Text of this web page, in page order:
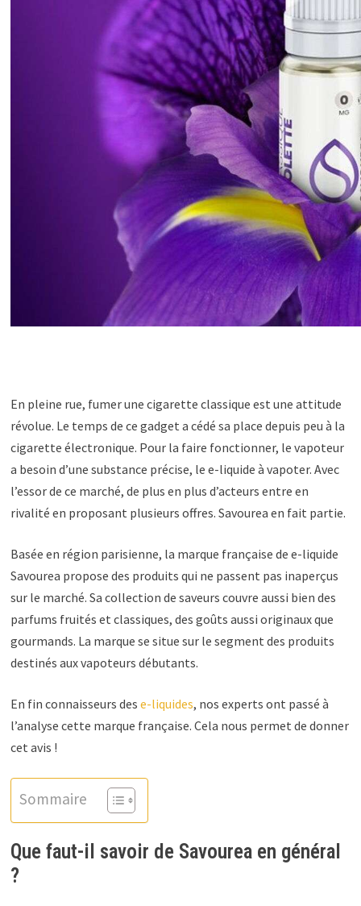
En pleine rue, fumer une cigarette classique est une attitude
révolue. Le temps de ce gadget a cédé sa place depuis peu à la
cigarette électronique. Pour la faire fonctionner, le vapoteur
a besoin d’une substance précise, le e-liquide à vapoter. Avec
l’essor de ce marché, de plus en plus d’acteurs entre en
rivalité en proposant plusieurs offres. Savourea en fait partie.
Basée en région parisienne, la marque française de e-liquide
Savourea propose des produits qui ne passent pas inaperçus
sur le marché. Sa collection de saveurs couvre aussi bien des
parfums fruités et classiques, des goûts aussi originaux que
gourmands. La marque se situe sur le segment des produits
destinés aux vapoteurs débutants.
En fin connaisseurs dese-liquides, nos experts ont passé à
l’analyse cette marque française. Cela nous permet de donner
cet avis !
Sommaire
Que faut-il savoir de Savourea en général
?